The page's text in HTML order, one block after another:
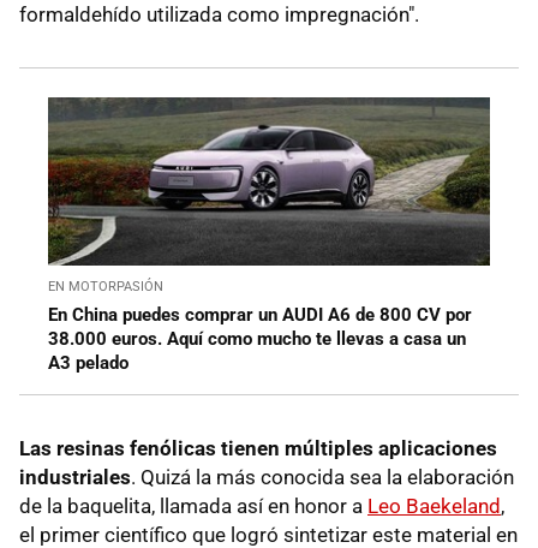
formaldehído utilizada como impregnación".
EN MOTORPASIÓN
En China puedes comprar un AUDI A6 de 800 CV por
38.000 euros. Aquí como mucho te llevas a casa un
A3 pelado
Las resinas fenólicas tienen múltiples aplicaciones
industriales. Quizá la más conocida sea la elaboración
de la baquelita, llamada así en honor a Leo Baekeland,
el primer científico que logró sintetizar este material en